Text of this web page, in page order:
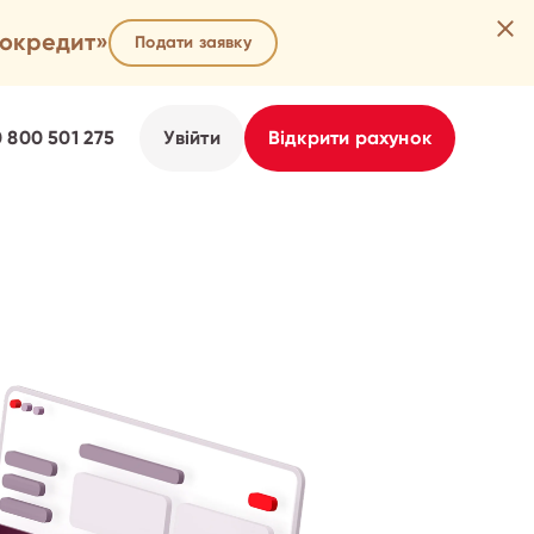
Подати заявку
800 501 275 Увійти Відкрити рахунок